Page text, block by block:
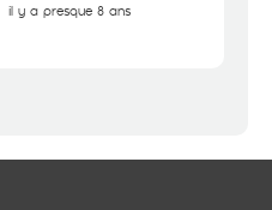
il y a presque 8 ans